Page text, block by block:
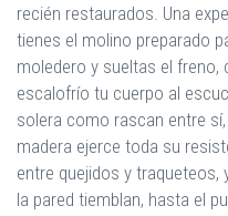
recién restaurados. Una
tienes el molino preparado
moledero y sueltas el freno,
escalofrío tu cuerpo al
solera como rascan entre
madera ejerce toda su
entre quejidos y traqueteos,
la pared tiemblan, hasta el